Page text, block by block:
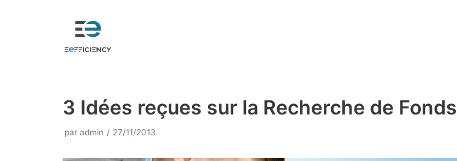
3 Idées reçues sur la Recherche de Fonds
par admin 27/11/2013